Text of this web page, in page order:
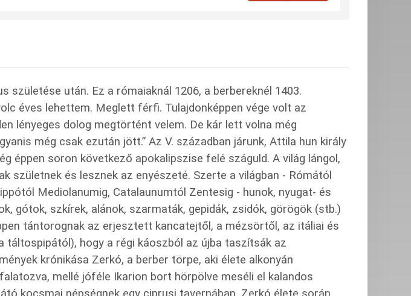
születése után. Ez a rómaiaknál 1206, a berbereknél 1403.
éves lehettem. Meglett férfi. Tulajdonképpen vége volt az
lényeges dolog megtörtént velem. De kár lett volna még
még csak ezután jött.” Az V. században járunk, Attila hun király
éppen soron következő apokalipszise felé száguld. A világ lángol,
születnek és lesznek az enyészeté. Szerte a világban - Rómától
Mediolanumig, Catalaunumtól Zentesig - hunok, nyugat- és
gótok, szkírek, alánok, szarmaták, gepidák, zsidók, görögök (stb.)
tántorognak az erjesztett kancatejtől, a mézsörtől, az itáliai és
táltospipától), hogy a régi káoszból az újba taszítsák az
krónikása Zerkó, a berber törpe, aki élete alkonyán
mellé jóféle Ikarion bort hörpölve meséli el kalandos